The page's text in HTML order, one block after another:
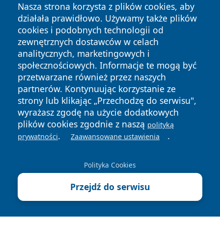
Nasza strona korzysta z plików cookies, aby
działała prawidłowo. Używamy także plików
cookies i podobnych technologii od
zewnętrznych dostawców w celach
analitycznych, marketingowych i
społecznościowych. Informacje te mogą być
przetwarzane również przez naszych
partnerów. Kontynuując korzystanie ze
strony lub klikając „Przechodzę do serwisu",
wyrażasz zgodę na użycie dodatkowych
plików cookies zgodnie z naszą polityką
prywatności. Zaawansowane ustawienia .
Polityka Cookies
Przejdź do serwisu
Copyright © 2026 katowicelove.pl Wszystkie prawa
Polityka
Prywatności
Cookies